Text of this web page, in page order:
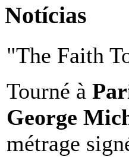
Notícias
"The Faith
Tourné à
George
métrage